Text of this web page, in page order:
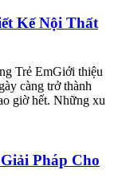
Kế Nội Thất
Trẻ EmGiới thiệu
càng trở thành
giờ hết. Những xu
Pháp Cho